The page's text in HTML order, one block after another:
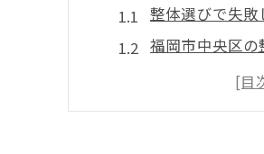
整体選びで失
福岡市中央区
整体の評判を
保険適用可能